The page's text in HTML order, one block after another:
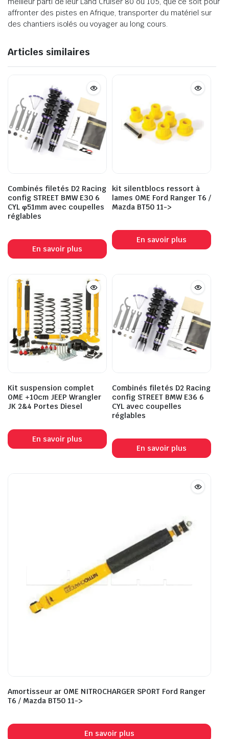
affronter des pistes en Afrique, transporter du matériel sur
des chantiers isolés ou voyager au long cours.
Articles similaires
Combinés filetés D2 Racing
config STREET BMW E30 6
CYL φ51mm avec coupelles
réglables
En savoir plus
kit silentblocs ressort à
lames OME Ford Ranger T6 /
Mazda BT50 11->
En savoir plus
Kit suspension complet
OME +10cm JEEP Wrangler
JK 2&4 Portes Diesel
En savoir plus
Combinés filetés D2 Racing
config STREET BMW E36 6
CYL avec coupelles
réglables
En savoir plus
Amortisseur ar OME NITROCHARGER SPORT Ford Ranger
T6 / Mazda BT50 11->
En savoir plus